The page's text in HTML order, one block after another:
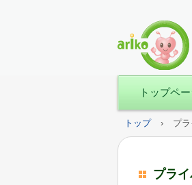
トップペ
トップ › プ
プラ